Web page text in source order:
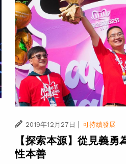
2019年12月27日 | 可持續發展
【探索本源】從見義勇
性本善